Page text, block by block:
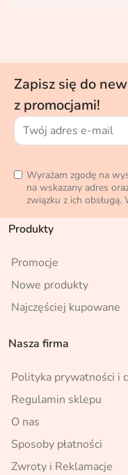
Zapisz się do
z promocjami!
Wyrażam zgodę na
na wskazany adres
związku z ich obsługą.
Produkty
Promocje
Nowe produkty
Najczęściej kupowane
Nasza firma
Polityka prywatności i
Regulamin sklepu
O nas
Sposoby płatności
Zwroty i Reklamacje